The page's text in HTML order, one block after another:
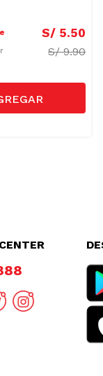
S/ 5.50
S/9.90